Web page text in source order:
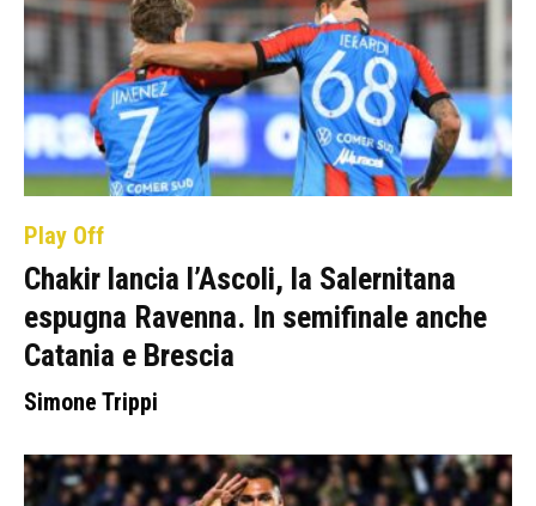
Play Off
Chakir lancia l’Ascoli, la Salernitana
espugna Ravenna. In semifinale anche
Catania e Brescia
Simone Trippi